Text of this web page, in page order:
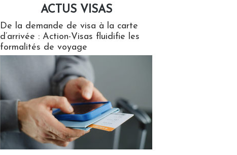
ACTUS VISAS
De la demande de visa à la carte
d’arrivée : Action-Visas fluidifie les
formalités de voyage